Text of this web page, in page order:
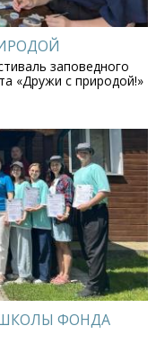
заповедного
«Дружи с природой!»
ФОНДА